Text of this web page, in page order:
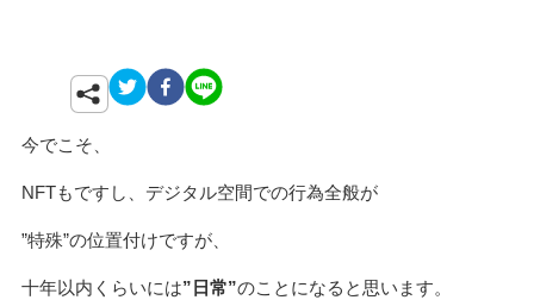
今でこそ、
NFTもですし、デジタル空間での行為全般が
”特殊”の位置付けですが、
十年以内くらいには”日常”のことになると思います。